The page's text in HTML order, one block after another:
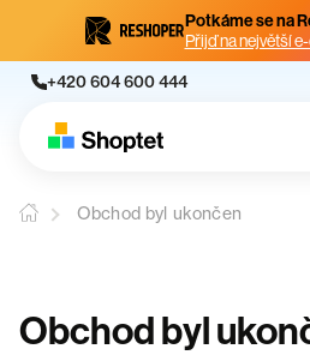
Potkáme se na
Přijď na největší
+420 604 600 444
Obchod byl ukončen
Obchod byl